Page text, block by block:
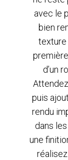
avec le
bien
texture
d’un
puis
rendu
dans
une